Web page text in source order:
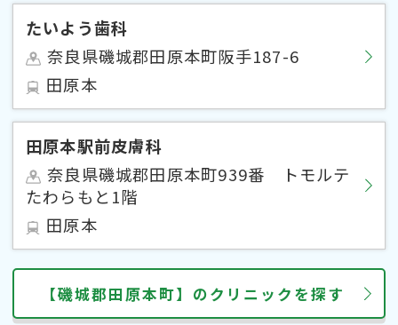
たいよう歯科
奈良県磯城郡田原本町阪手187-6
田原本
田原本駅前皮膚科
奈良県磯城郡田原本町939番 トモルテ
たわらもと1階
田原本
【磯城郡田原本町】のクリニックを探す